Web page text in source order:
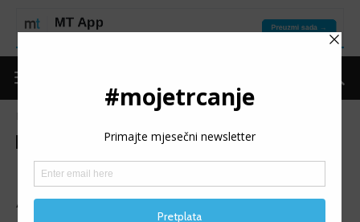
Izdvojeno Ostalo Vijesti
BEOGRADSKI BIB 916:
ASFBiH pozvao udruženje